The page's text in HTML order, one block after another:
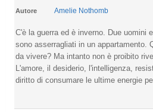
Autore Amelie Nothomb
C'è la guerra ed è inverno. Due uomini
sono asserragliati in un appartamento.
da vivere? Ma intanto non è proibito
L'amore, il desiderio, l'intelligenza,
diritto di consumare le ultime energie